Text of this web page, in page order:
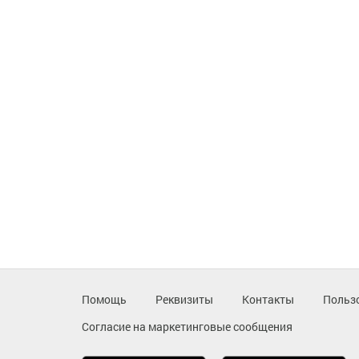
Помощь Реквизиты Контакты
Согласие на маркетинговые сообщения